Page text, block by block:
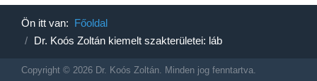
Ön itt van: Főoldal
Dr. Koós Zoltán kiemelt szakterületei: láb
Copyright © 2026 Dr. Koós Zoltán. Minden jog fenntartva.